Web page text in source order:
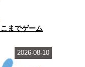
までゲーム
2026-08-10